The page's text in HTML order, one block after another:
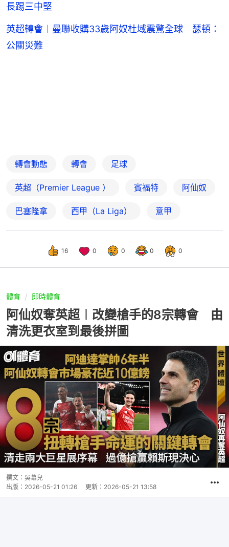
長踢三中堅
英超轉會︱曼聯收購33歲阿奴杜域震驚全球 瑟頓：
公關災難
轉會動態 轉會 足球
英超（Premier League ） 賓福特 阿仙奴
巴塞隆拿 西甲（La Liga） 意甲
16 0 0 0 0
體育 即時體育
阿仙奴奪英超︱改變槍手的8宗轉會 由
清洗更衣室到最後拼圖
撰文： 吳慕兒
出版： 2026-05-21 01:26 更新： 2026-05-21 13:58